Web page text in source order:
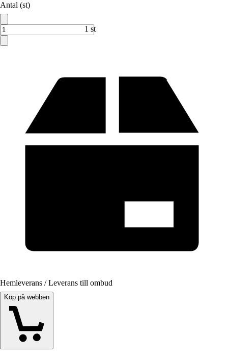
Antal (st)
1 st
Hemleverans / Leverans till ombud
Köp på webben